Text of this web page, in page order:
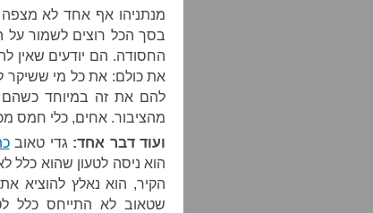
מנתניהו אף אחד לא מצפה
בסך הכל רוצים לשמור על
החסודה. הם יודעים שאין
את כולם: את כל מי ששיקר
להם את זה במיוחד כשהם
מהציבור. אחים, כלי חמס
ועוד דבר אחד: גדי טאוב
הוא ניסה לטעון שהוא
הקיר, הוא נאלץ להוציא
שטאוב לא התייחס כלל